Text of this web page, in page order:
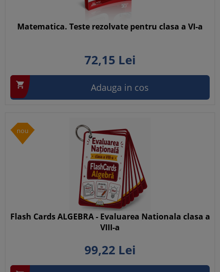
Matematica. Teste rezolvate pentru clasa a VI-a
72,15 Lei
 Adauga in cos
nou
Flash Cards ALGEBRA - Evaluarea Nationala clasa a
VIII-a
99,22 Lei